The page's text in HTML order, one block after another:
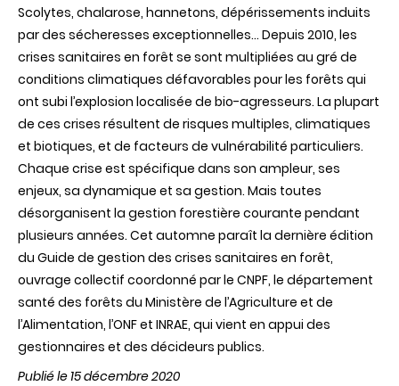
Scolytes, chalarose, hannetons, dépérissements induits
par des sécheresses exceptionnelles… Depuis 2010, les
crises sanitaires en forêt se sont multipliées au gré de
conditions climatiques défavorables pour les forêts qui
ont subi l’explosion localisée de bio-agresseurs. La plupart
de ces crises résultent de risques multiples, climatiques
et biotiques, et de facteurs de vulnérabilité particuliers.
Chaque crise est spécifique dans son ampleur, ses
enjeux, sa dynamique et sa gestion. Mais toutes
désorganisent la gestion forestière courante pendant
plusieurs années. Cet automne paraît la dernière édition
du Guide de gestion des crises sanitaires en forêt,
ouvrage collectif coordonné par le CNPF, le département
santé des forêts du Ministère de l’Agriculture et de
l’Alimentation, l’ONF et INRAE, qui vient en appui des
gestionnaires et des décideurs publics.
Publié le 15 décembre 2020